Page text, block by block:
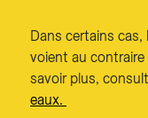
Dans certains
voient au
savoir plus,
eaux.